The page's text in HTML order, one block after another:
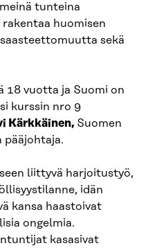
tunteina
huomisen
sekä
18 vuotta ja Suomi on
kurssin nro 9
Kärkkäinen, Suomen
pääjohtaja.
liittyvä harjoitustyö,
idän
kansa haastoivat
ongelmia.
kasasivat